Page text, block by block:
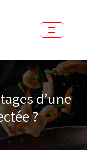
d’une
?